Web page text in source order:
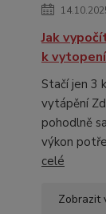
Jak
k
Stačí jen 3
vytápění
pohodlně
výkon
celé
Zobrazit